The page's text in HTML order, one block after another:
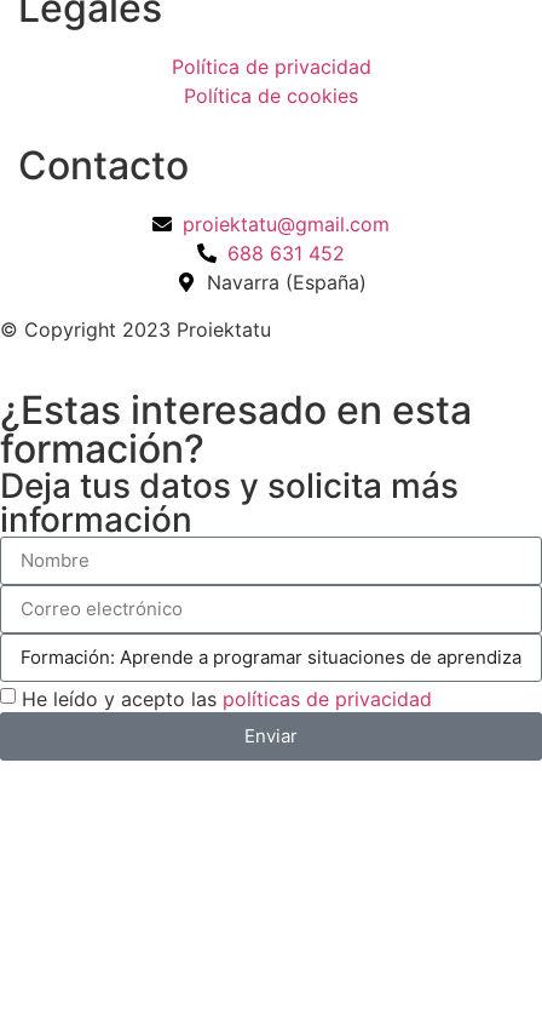
Política de privacidad
Política de cookies
Contacto
proiektatu@gmail.com
688 631 452
Navarra (España)
© Copyright 2023 Proiektatu
¿Estas interesado en esta
formación?
Deja tus datos y solicita más
información
He leído y acepto las políticas de privacidad
Enviar